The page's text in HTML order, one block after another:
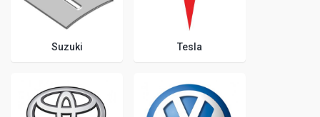
Suzuki Tesla